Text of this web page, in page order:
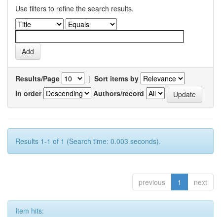
Use filters to refine the search results.
Results/Page | Sort items by
In order
Authors/record
Results 1-1 of 1 (Search time: 0.003 seconds).
previous 1 next
Item hits: